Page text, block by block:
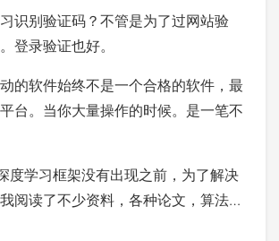
识别验证码？不管是为了过网站验
登录验证也好。
的软件始终不是一个合格的软件，最
台。当你大量操作的时候。是一笔不
度学习框架没有出现之前，为了解决
阅读了不少资料，各种论文，算法…